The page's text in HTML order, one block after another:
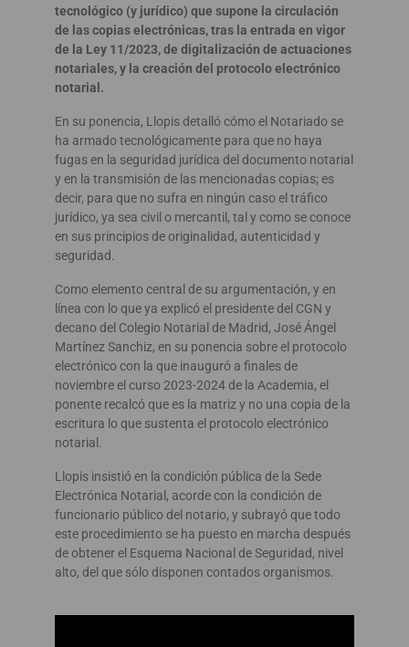
tecnológico (y jurídico) que supone la circulación
de las copias electrónicas, tras la entrada en vigor
de la Ley 11/2023, de digitalización de actuaciones
notariales, y la creación del protocolo electrónico
notarial.
En su ponencia, Llopis detalló cómo el Notariado se
ha armado tecnológicamente para que no haya
fugas en la seguridad jurídica del documento notarial
y en la transmisión de las mencionadas copias; es
decir, para que no sufra en ningún caso el tráfico
jurídico, ya sea civil o mercantil, tal y como se conoce
en sus principios de originalidad, autenticidad y
seguridad.
Como elemento central de su argumentación, y en
línea con lo que ya explicó el presidente del CGN y
decano del Colegio Notarial de Madrid, José Ángel
Martínez Sanchiz, en su ponencia sobre el protocolo
electrónico con la que inauguró a finales de
noviembre el curso 2023-2024 de la Academia, el
ponente recalcó que es la matriz y no una copia de la
escritura lo que sustenta el protocolo electrónico
notarial.
Llopis insistió en la condición pública de la Sede
Electrónica Notarial, acorde con la condición de
funcionario público del notario, y subrayó que todo
este procedimiento se ha puesto en marcha después
de obtener el Esquema Nacional de Seguridad, nivel
alto, del que sólo disponen contados organismos.